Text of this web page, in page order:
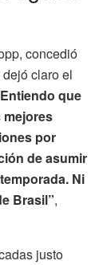
concedió
claro el
que
por
de asumir
Ni
Brasil”,
justo